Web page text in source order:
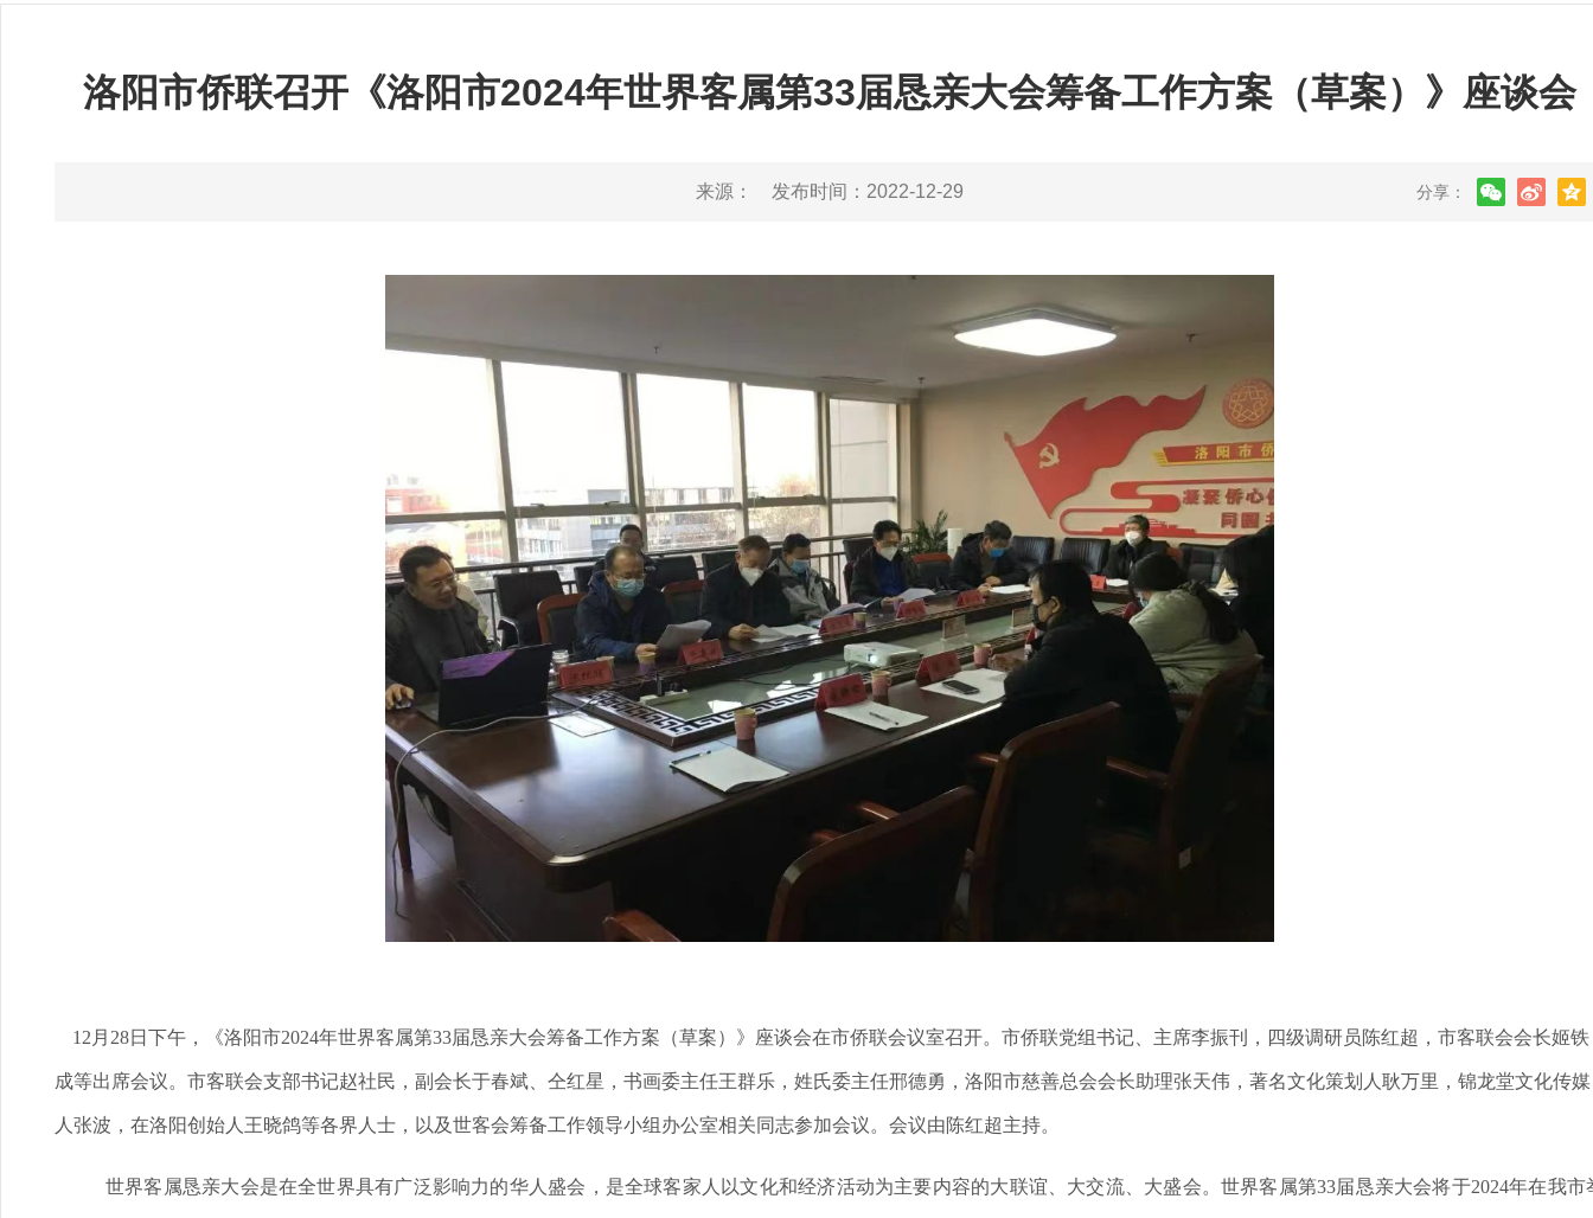
洛阳市侨联召开《洛阳市2024年世界客属第33届恳亲大会筹备工作方案（草案）》座谈会
来源： 发布时间： 2022-12-29 分享：
12月28日下午，《洛阳市2024年世界客属第33届恳亲大会筹备工作方案（草案）》座谈会在市侨联会议室召开。市侨联党组书记、主席李振刊，四级调研员陈红超，市客联会会长姬铁
成等出席会议。市客联会支部书记赵社民，副会长于春斌、仝红星，书画委主任王群乐，姓氏委主任邢德勇，洛阳市慈善总会会长助理张天伟，著名文化策划人耿万里，锦龙堂文化传媒
人张波，在洛阳创始人王晓鸽等各界人士，以及世客会筹备工作领导小组办公室相关同志参加会议。会议由陈红超主持。
世界客属恳亲大会是在全世界具有广泛影响力的华人盛会，是全球客家人以文化和经济活动为主要内容的大联谊、大交流、大盛会。世界客属第33届恳亲大会将于2024年在我市